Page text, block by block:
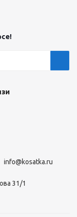
info@kosatka.ru
31/1